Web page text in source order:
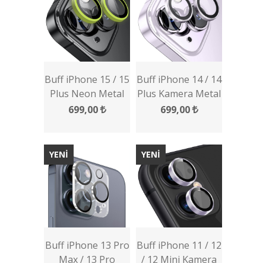
Buff iPhone 15 / 15
Plus Neon Metal
Lens Koruyucu
699,00
Buff iPhone 14 / 14
Plus Kamera Metal
Lens Koruyucu
699,00
YENİ
Buff iPhone 13 Pro
Max / 13 Pro
YENİ
Buff iPhone 11 / 12
/ 12 Mini Kamera